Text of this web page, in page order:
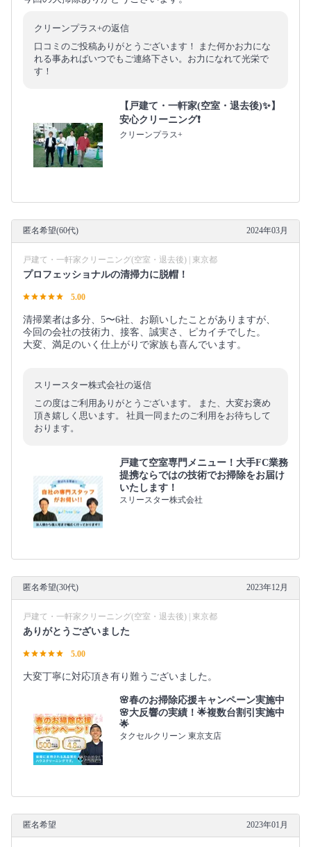
クリーンプラス+の返信
口コミのご投稿ありがとうございます！ また何かお力にな
れる事あればいつでもご連絡下さい。お力になれて光栄で
す！
【戸建て・一軒家(空室・退去後)✨】
安心クリーニング❗️
クリーンプラス+
匿名希望(60代) 2024年03月
戸建て・一軒家クリーニング(空室・退去後) | 東京都
プロフェッショナルの清掃力に脱帽！
5.00
清掃業者は多分、5〜6社、お願いしたことがありますが、
今回の会社の技術力、接客、誠実さ、ピカイチでした。
大変、満足のいく仕上がりで家族も喜んでいます。
スリースター株式会社の返信
この度はご利用ありがとうございます。 また、大変お褒め
頂き嬉しく思います。 社員一同またのご利用をお待ちして
おります。
戸建て空室専門メニュー！大手FC業務
提携ならではの技術でお掃除をお届け
いたします！
スリースター株式会社
匿名希望(30代) 2023年12月
戸建て・一軒家クリーニング(空室・退去後) | 東京都
ありがとうございました
5.00
大変丁寧に対応頂き有り難うございました。
🌸春のお掃除応援キャンペーン実施中
🌸大反響の実績！🌟複数台割引実施中
🌟
タクセルクリーン 東京支店
匿名希望 2023年01月